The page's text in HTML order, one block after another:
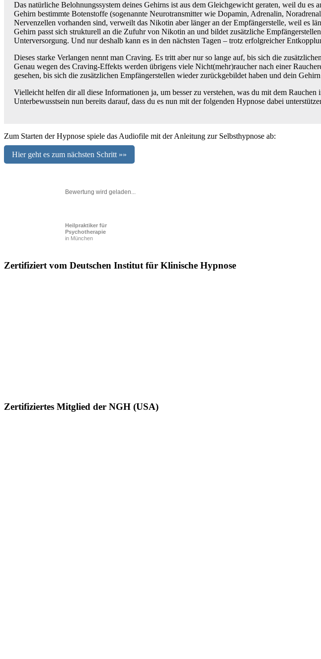
Das natürliche Belohnungssystem deines Gehirns ist aus dem Gleichgewicht geraten, weil du
Gehirn bestimmte Botenstoffe (sogenannte Neurotransmitter wie Dopamin, Adrenalin,
Nervenzellen vorhanden sind, verweilt das Nikotin aber länger an der Empfängerstelle, weil es
Gehirn passt sich strukturell an die Zufuhr von Nikotin an und bildet zusätzliche
Unterversorgung. Und nur deshalb kann es in den nächsten Tagen – trotz erfolgreicher
Dieses starke Verlangen nennt man Craving. Es tritt aber nur so lange auf, bis sich die
Genau wegen des Craving-Effekts werden übrigens viele Nicht(mehr)raucher nach einer
gesehen, bis sich die zusätzlichen Empfängerstellen wieder zurückgebildet haben und dein
Vielleicht helfen dir all diese Informationen ja, um besser zu verstehen, was du mit dem
Unterbewusstsein nun bereits darauf, dass du es nun mit der folgenden Hypnose dabei
Zum Starten der Hypnose spiele das Audiofile mit der Anleitung zur Selbsthypnose ab:
Hier geht es zum nächsten Schritt »»
Bewertung wird geladen...
Heilpraktiker für
Psychotherapie
in München
Zertifiziert vom Deutschen Institut für Klinische Hypnose
Zertifiziertes Mitglied der NGH (USA)